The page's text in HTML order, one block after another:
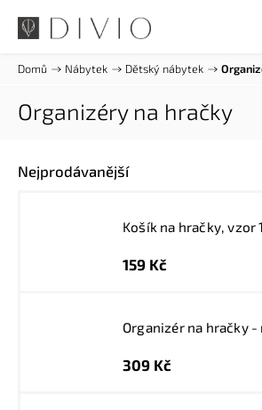
Domů / Nábytek / Dětský nábytek /
Organizéry na hračky
Nejprodávanější
Košík na hračky, vzor 1
159 Kč
Organizér na hračky
309 Kč